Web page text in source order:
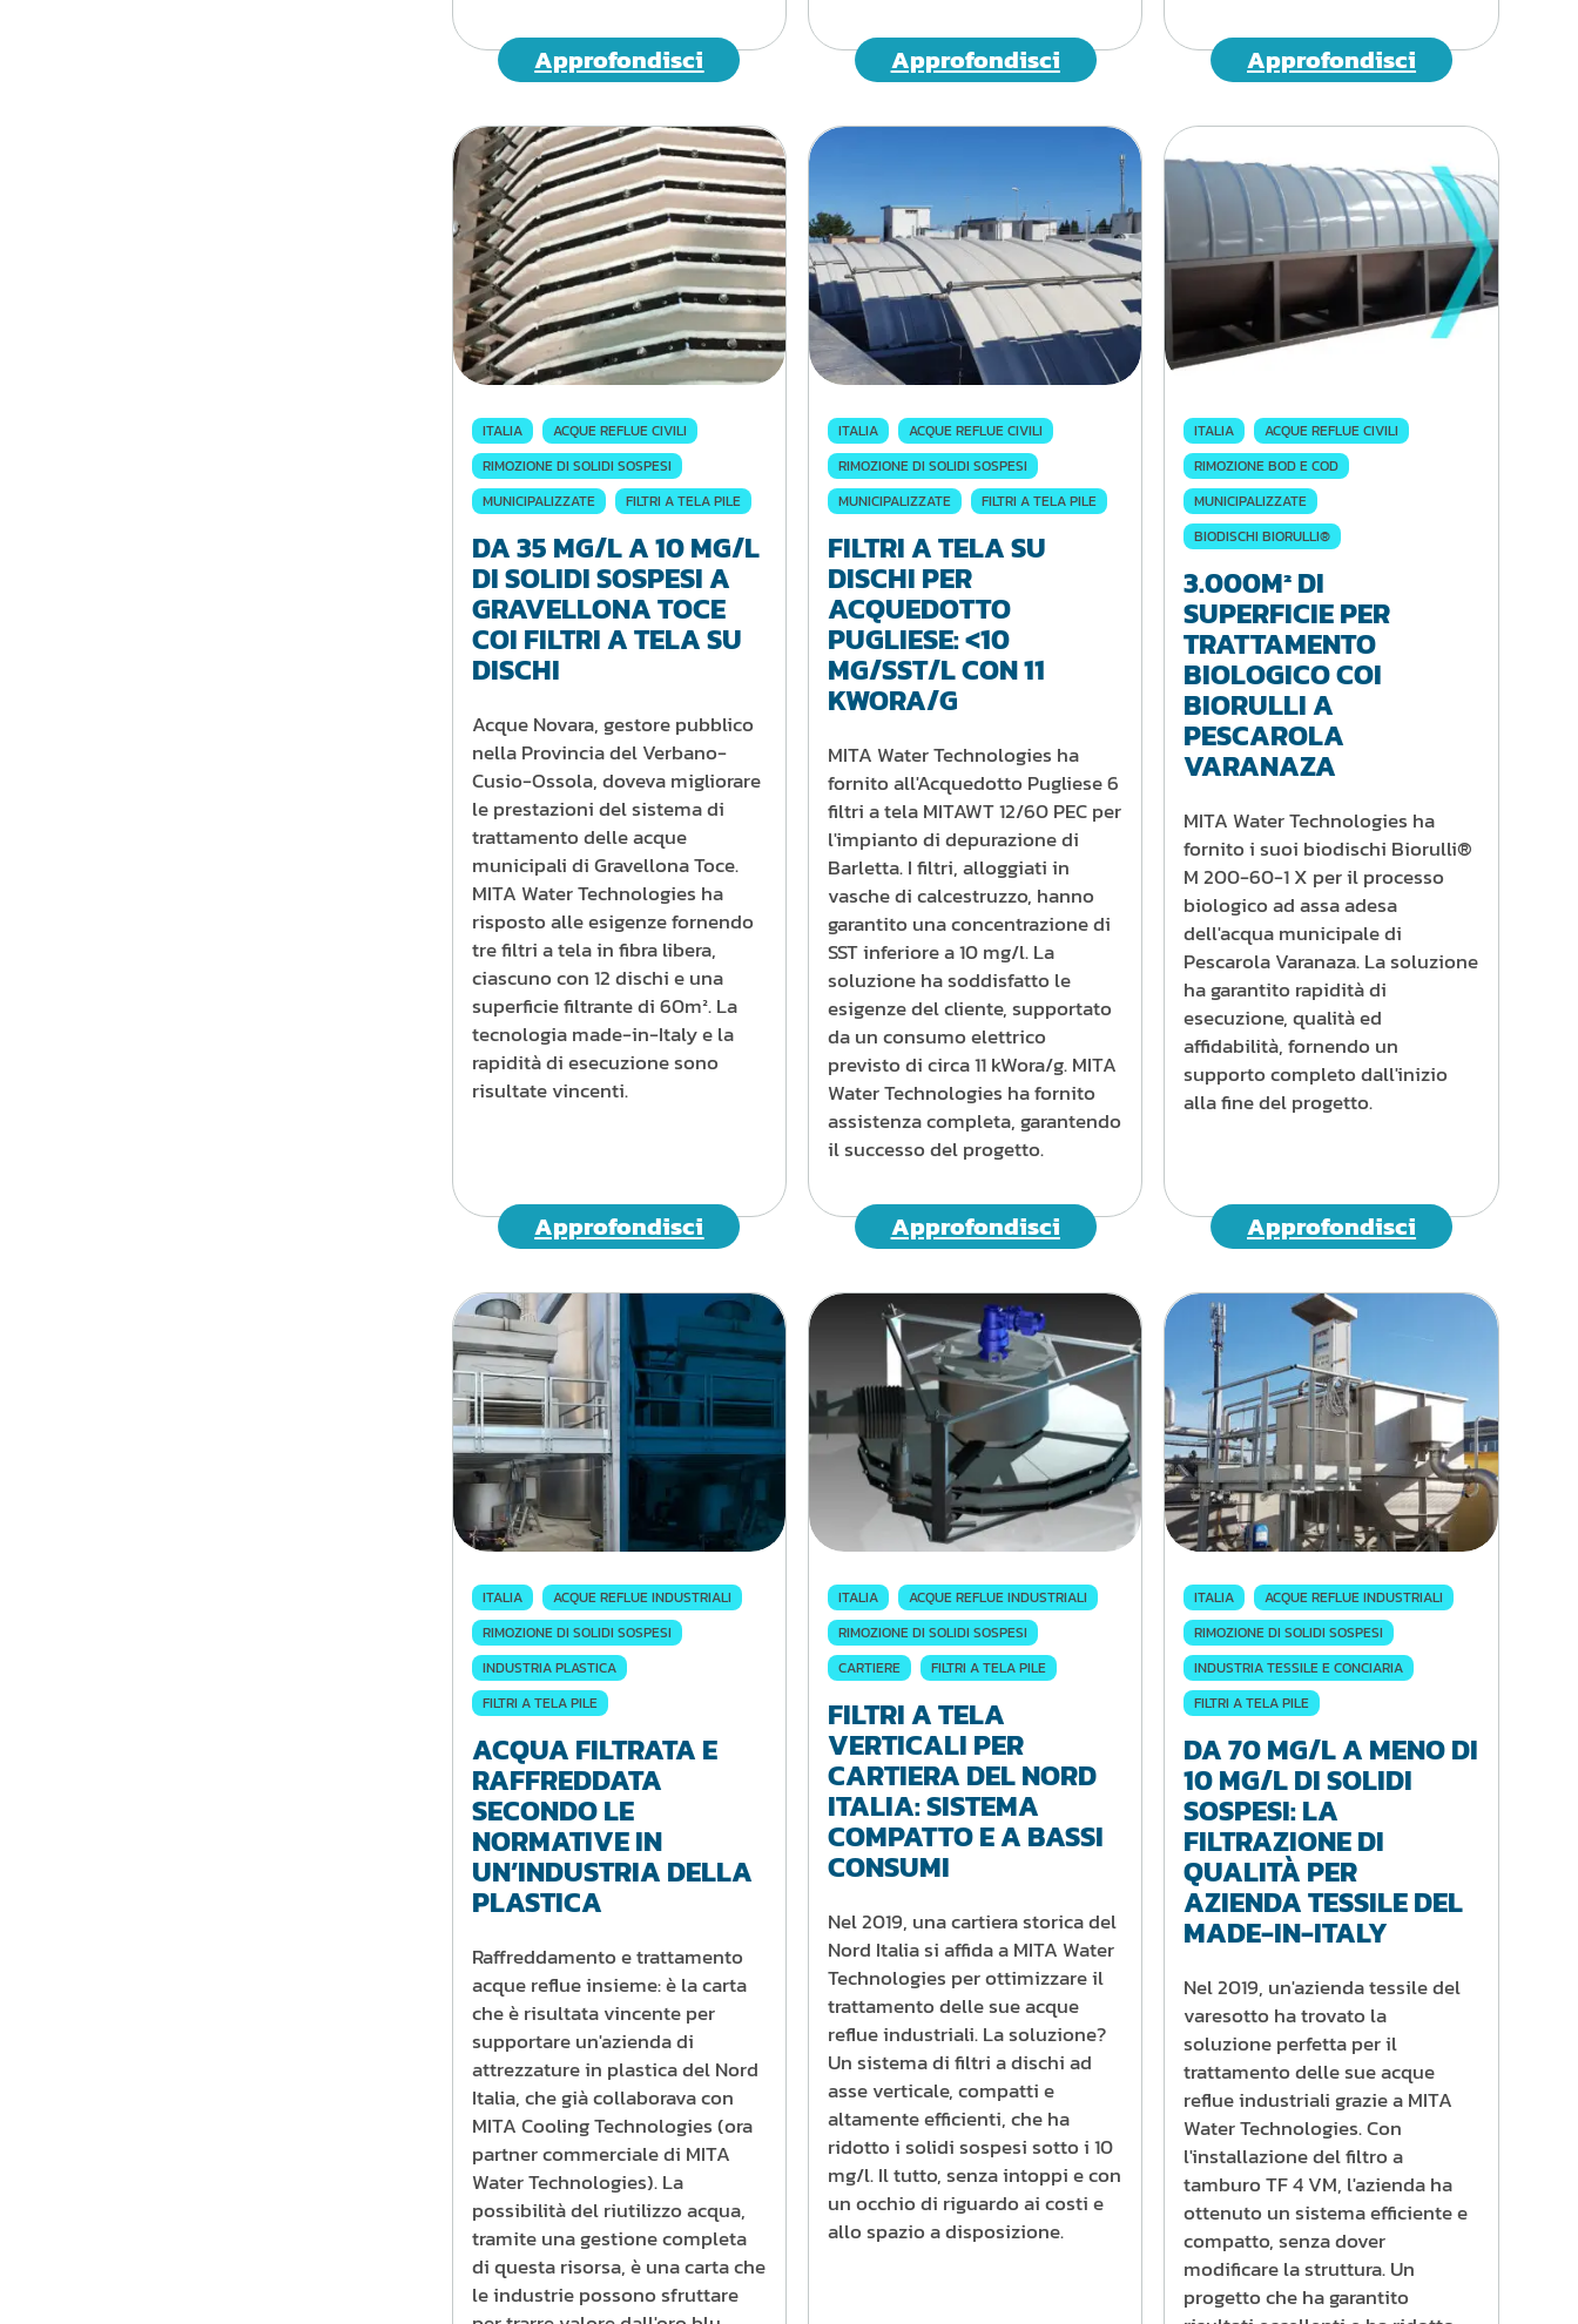
Approfondisci Approfondisci Approfondisci
ITALIA
ACQUE REFLUE CIVILI
RIMOZIONE DI SOLIDI SOSPESI
MUNICIPALIZZATE
FILTRI A TELA PILE
DA 35 MG/L A 10 MG/L
DI SOLIDI SOSPESI A
GRAVELLONA TOCE
COI FILTRI A TELA SU
DISCHI
Acque Novara, gestore pubblico
nella Provincia del Verbano-
Cusio-Ossola, doveva migliorare
le prestazioni del sistema di
trattamento delle acque
municipali di Gravellona Toce.
MITA Water Technologies ha
risposto alle esigenze fornendo
tre filtri a tela in fibra libera,
ciascuno con 12 dischi e una
superficie filtrante di 60m². La
tecnologia made-in-Italy e la
rapidità di esecuzione sono
risultate vincenti.
Approfondisci
ITALIA
ACQUE REFLUE CIVILI
RIMOZIONE DI SOLIDI SOSPESI
MUNICIPALIZZATE
FILTRI A TELA PILE
FILTRI A TELA SU
DISCHI PER
ACQUEDOTTO
PUGLIESE: <10
MG/SST/L CON 11
KWORA/G
MITA Water Technologies ha
fornito all'Acquedotto Pugliese 6
filtri a tela MITAWT 12/60 PEC per
l'impianto di depurazione di
Barletta. I filtri, alloggiati in
vasche di calcestruzzo, hanno
garantito una concentrazione di
SST inferiore a 10 mg/l. La
soluzione ha soddisfatto le
esigenze del cliente, supportato
da un consumo elettrico
previsto di circa 11 kWora/g. MITA
Water Technologies ha fornito
assistenza completa, garantendo
il successo del progetto.
Approfondisci
ITALIA
ACQUE REFLUE CIVILI
RIMOZIONE BOD E COD
MUNICIPALIZZATE
BIODISCHI BIORULLI®
3.000M² DI
SUPERFICIE PER
TRATTAMENTO
BIOLOGICO COI
BIORULLI A
PESCAROLA
VARANAZA
MITA Water Technologies ha
fornito i suoi biodischi Biorulli®
M 200-60-1 X per il processo
biologico ad assa adesa
dell'acqua municipale di
Pescarola Varanaza. La soluzione
ha garantito rapidità di
esecuzione, qualità ed
affidabilità, fornendo un
supporto completo dall'inizio
alla fine del progetto.
Approfondisci
ITALIA
ACQUE REFLUE INDUSTRIALI
RIMOZIONE DI SOLIDI SOSPESI
INDUSTRIA PLASTICA
FILTRI A TELA PILE
ACQUA FILTRATA E
RAFFREDDATA
SECONDO LE
NORMATIVE IN
UN’INDUSTRIA DELLA
PLASTICA
Raffreddamento e trattamento
acque reflue insieme: è la carta
che è risultata vincente per
supportare un'azienda di
attrezzature in plastica del Nord
Italia, che già collaborava con
MITA Cooling Technologies (ora
partner commerciale di MITA
Water Technologies). La
possibilità del riutilizzo acqua,
tramite una gestione completa
di questa risorsa, è una carta che
le industrie possono sfruttare
ITALIA
ACQUE REFLUE INDUSTRIALI
RIMOZIONE DI SOLIDI SOSPESI
CARTIERE
FILTRI A TELA PILE
FILTRI A TELA
VERTICALI PER
CARTIERA DEL NORD
ITALIA: SISTEMA
COMPATTO E A BASSI
CONSUMI
Nel 2019, una cartiera storica del
Nord Italia si affida a MITA Water
Technologies per ottimizzare il
trattamento delle sue acque
reflue industriali. La soluzione?
Un sistema di filtri a dischi ad
asse verticale, compatti e
altamente efficienti, che ha
ridotto i solidi sospesi sotto i 10
mg/l. Il tutto, senza intoppi e con
un occhio di riguardo ai costi e
allo spazio a disposizione.
ITALIA
ACQUE REFLUE INDUSTRIALI
RIMOZIONE DI SOLIDI SOSPESI
INDUSTRIA TESSILE E CONCIARIA
FILTRI A TELA PILE
DA 70 MG/L A MENO DI
10 MG/L DI SOLIDI
SOSPESI: LA
FILTRAZIONE DI
QUALITÀ PER
AZIENDA TESSILE DEL
MADE-IN-ITALY
Nel 2019, un'azienda tessile del
varesotto ha trovato la
soluzione perfetta per il
trattamento delle sue acque
reflue industriali grazie a MITA
Water Technologies. Con
l'installazione del filtro a
tamburo TF 4 VM, l'azienda ha
ottenuto un sistema efficiente e
compatto, senza dover
modificare la struttura. Un
progetto che ha garantito